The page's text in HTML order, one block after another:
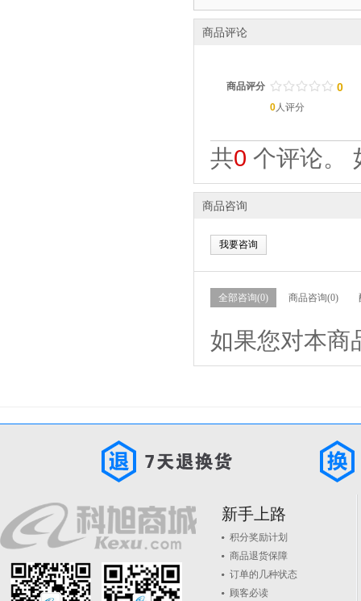
商品评论
商品评分 / / / / /
. . . . . 0
0人评分
共0 个评论。
商品咨询
我要咨询
全部咨询(0) 商品咨询(0)
如果您对本商
新手上路
积分奖励计划
商品退货保障
订单的几种状态
顾客必读